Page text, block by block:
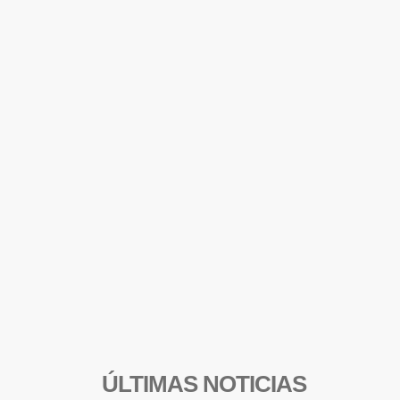
ÚLTIMAS NOTICIAS